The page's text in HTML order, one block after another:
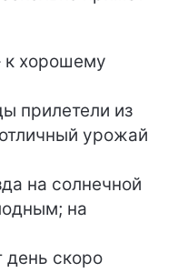
хорошему
прилетели из
урожай
на солнечной
на
день скоро